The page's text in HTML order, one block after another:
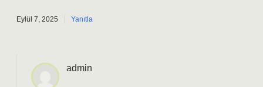
Eylül 7, 2025 Yanıtla
admin